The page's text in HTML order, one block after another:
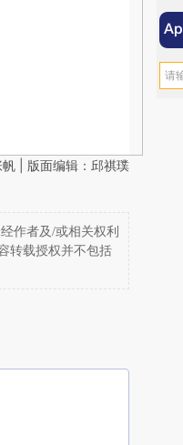
| 版面编辑：邱祺璞
作者及/或相关权利
转载授权并不包括